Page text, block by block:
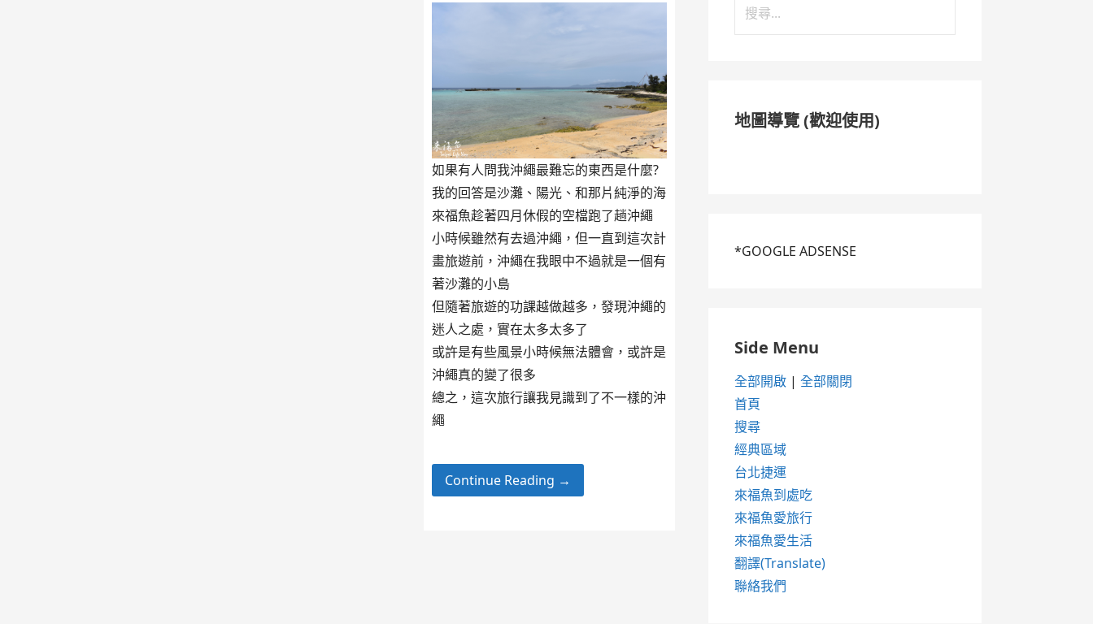
如果有人問我沖繩最難忘的東西是什麼?
我的回答是沙灘、陽光、和那片純淨的海
來福魚趁著四月休假的空檔跑了趟沖繩
小時候雖然有去過沖繩，但一直到這次計
畫旅遊前，沖繩在我眼中不過就是一個有
著沙灘的小島
但隨著旅遊的功課越做越多，發現沖繩的
迷人之處，實在太多太多了
或許是有些風景小時候無法體會，或許是
沖繩真的變了很多
總之，這次旅行讓我見識到了不一樣的沖
繩
Continue Reading →
尋
地圖導覽 (歡迎使用)
*GOOGLE ADSENSE
Side Menu
全部開啟| 全部關閉
首頁
搜尋
經典區域
台北捷運
來福魚到處吃
來福魚愛旅行
來福魚愛生活
翻譯(Translate)
聯絡我們